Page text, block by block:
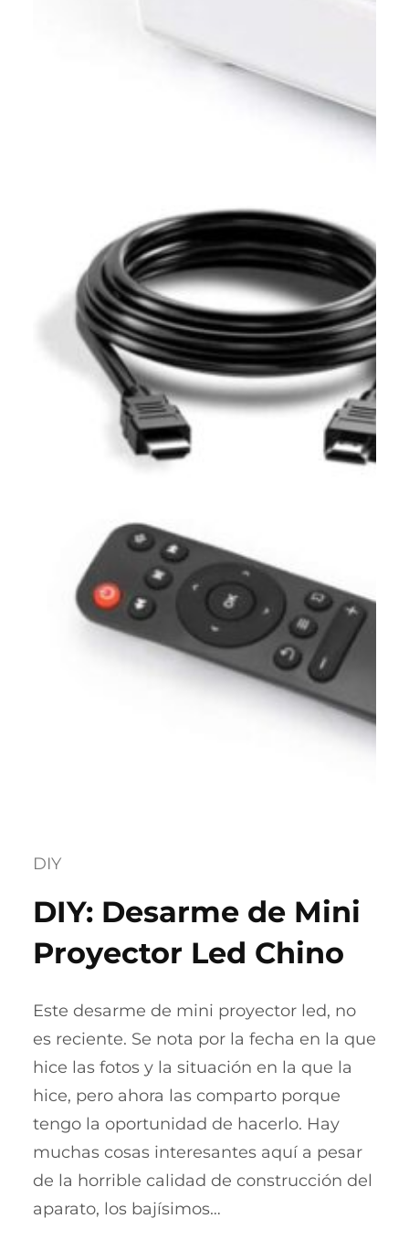
DIY
DIY: Desarme de Mini
Proyector Led Chino
Este desarme de mini proyector led, no
es reciente. Se nota por la fecha en la que
hice las fotos y la situación en la que la
hice, pero ahora las comparto porque
tengo la oportunidad de hacerlo. Hay
muchas cosas interesantes aquí a pesar
de la horrible calidad de construcción del
aparato, los bajísimos…